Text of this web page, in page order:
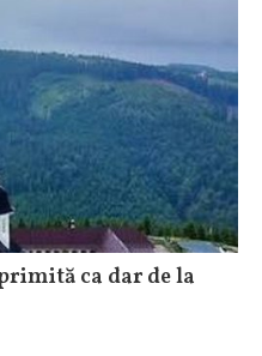
ca dar de la